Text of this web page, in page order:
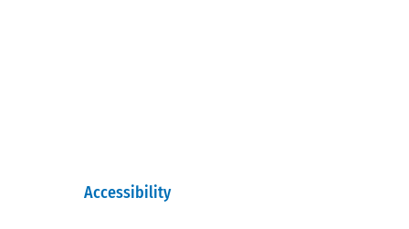
Accessibility